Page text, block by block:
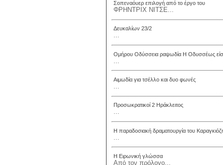
Σοπεναόυερ επιλογή από το έργο του
ΦΡΗΝΤΡΙΧ ΝΙΤΣΕ...
Δευκαλίων 23/2
...
Ομήρου Οδύσσεια ραψωδία Η Οδυσσέως
Αιμωδία για τσέλλο και δυο φωνές
Προσωκρατικοί 2 Ηράκλειτος
...
Η παραδοσιακή δραματουργία του
Η Ειρωνική γλώσσα
Από τον πρόλογο...